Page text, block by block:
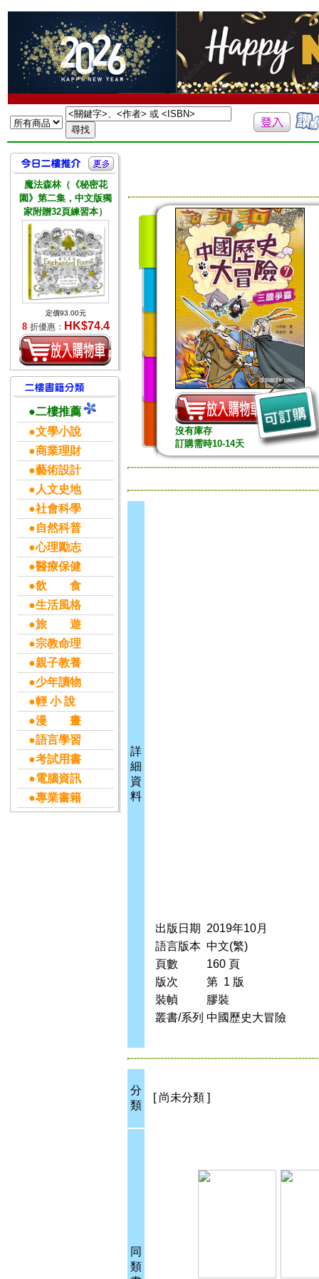
魔法森林（《秘密花
園》第二集，中文版獨
家附贈32頁練習本）
定價93.00元
8 折優惠： HK$74.4
●二樓推薦
●文學小說
●商業理財
●藝術設計
●人文史地
●社會科學
●自然科普
●心理勵志
●醫療保健
●飲 食
●生活風格
●旅 遊
●宗教命理
●親子教養
●少年讀物
●輕 小 說
●漫 畫
●語言學習
●考試用書
●電腦資訊
●專業書籍
沒有庫存
訂購需時10-14天
詳
細
資
料
出版日期
2019年10月
語言版本 中文(繁)
頁數
160 頁
版次
第 1 版
裝幀
膠裝
叢書/系列 中國歷史大冒險
分
類
[ 尚未分類 ]
同
類